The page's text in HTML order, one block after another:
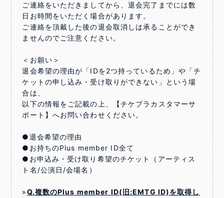
ご連絡をいただきましてから、退会完了までには数
日お時間をいただく場合があります。
ご連絡を頂戴した後の退会取消しは承ることができ
ませんのでご注意ください。
＜お願い＞
退会希望の理由が「IDを2つ持っているため」や「チ
ケットの申し込み・受け取りができない」という場
合は、
以下の情報をご記載の上、【チケプラカスタマーサ
ポート】へお問い合わせください。
●退会希望の理由
●お持ちのPlus member ID全て
●お申込み・受け取り希望のチケット（アーティス
ト名/公演日/会場名）
»Q.複数のPlus member ID(旧:EMTG ID)を取得し